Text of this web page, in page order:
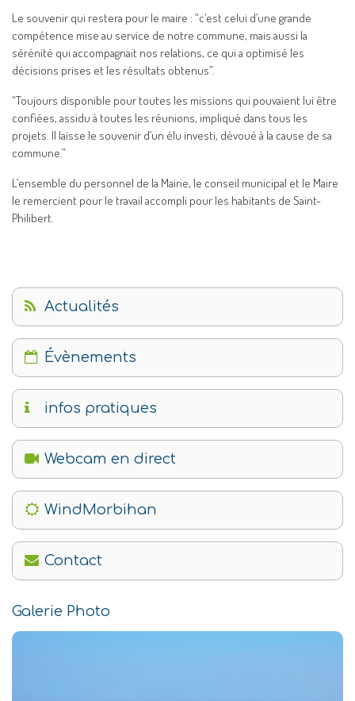
Le souvenir qui restera pour le maire : “c’est celui d’une grande
compétence mise au service de notre commune, mais aussi la
sérénité qui accompagnait nos relations, ce qui a optimisé les
décisions prises et les résultats obtenus”.
“Toujours disponible pour toutes les missions qui pouvaient lui être
confiées, assidu à toutes les réunions, impliqué dans tous les
projets. Il laisse le souvenir d’un élu investi, dévoué à la cause de sa
commune.”
L’ensemble du personnel de la Mairie, le conseil municipal et le Maire
le remercient pour le travail accompli pour les habitants de Saint-
Philibert.
Actualités
Évènements
infos pratiques
Webcam en direct
WindMorbihan
Contact
Galerie Photo